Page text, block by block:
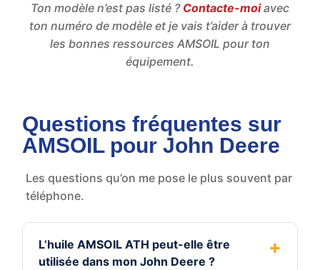
Ton modèle n’est pas listé ? Contacte-moiavec
ton numéro de modèle et je vais t’aider à trouver
les bonnes ressources AMSOIL pour ton
équipement.
Questions fréquentes sur
AMSOIL pour John Deere
Les questions qu’on me pose le plus souvent par
téléphone.
L’huile AMSOIL ATH peut-elle être
utilisée dans mon John Deere ?